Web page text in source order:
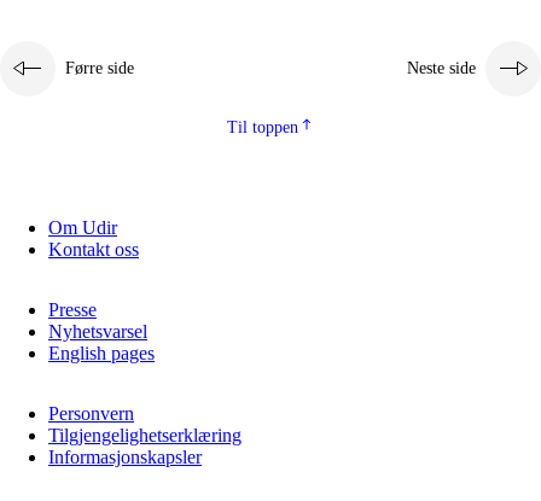
Førre side Neste side
Til toppen
Om Udir
Kontakt oss
Presse
Nyhetsvarsel
English pages
Personvern
Tilgjengelighetserklæring
Informasjonskapsler